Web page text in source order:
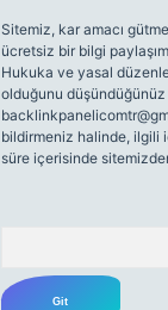
Sitemiz, kar amacı
ücretsiz bir bilgi
Hukuka ve yasal
olduğunu
bildirmeniz halinde, ilgili
süre içerisinde